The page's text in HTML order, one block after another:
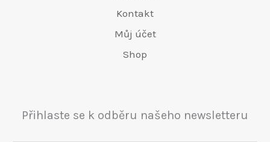
Kontakt
Můj účet
Shop
Přihlaste se k odběru našeho newsletteru